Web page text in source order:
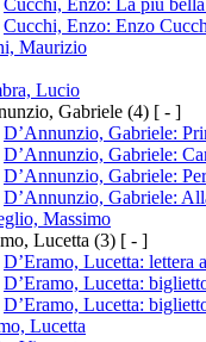
Cucchi, Enzo: Enzo
Maurizio
Lucio
Gabriele (4) [ - ]
D’Annunzio, Gabriele:
D’Annunzio, Gabriele:
D’Annunzio, Gabriele:
D’Annunzio, Gabriele:
Massimo
Lucetta (3) [ - ]
D’Eramo, Lucetta: lettera
D’Eramo, Lucetta:
D’Eramo, Lucetta:
Lucetta